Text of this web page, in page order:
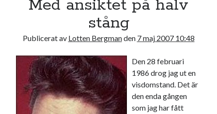
18 19 20 21 22 23
28 29 30
31
Sök
Med ansiktet på halv
stång
Publicerat av Lotten Bergmanden 7 maj 2007 10:48
Den 28 februari
1986 drog jag ut en
visdomstand. Det är
den enda gången
som jag har fått